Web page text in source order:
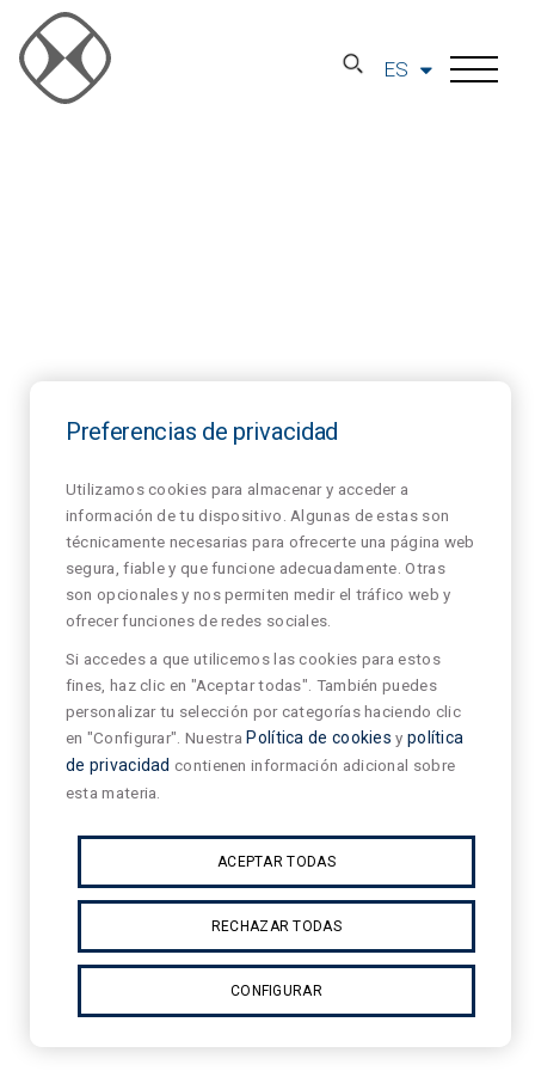
ES
Preferencias de privacidad
Utilizamos cookies para almacenar y acceder a
información de tu dispositivo. Algunas de estas son
técnicamente necesarias para ofrecerte una página web
segura, fiable y que funcione adecuadamente. Otras
son opcionales y nos permiten medir el tráfico web y
ofrecer funciones de redes sociales.
Si accedes a que utilicemos las cookies para estos
fines, haz clic en "Aceptar todas". También puedes
personalizar tu selección por categorías haciendo clic
en "Configurar". Nuestra Política de cookies y política
de privacidad contienen información adicional sobre
esta materia.
ACEPTAR TODAS
RECHAZAR TODAS
CONFIGURAR